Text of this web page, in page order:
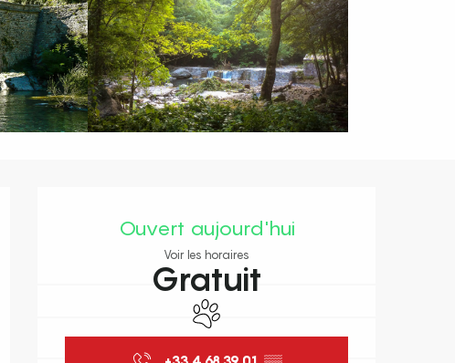
Ouvert aujourd'hui
Voir les horaires
Gratuit
Animaux acceptés